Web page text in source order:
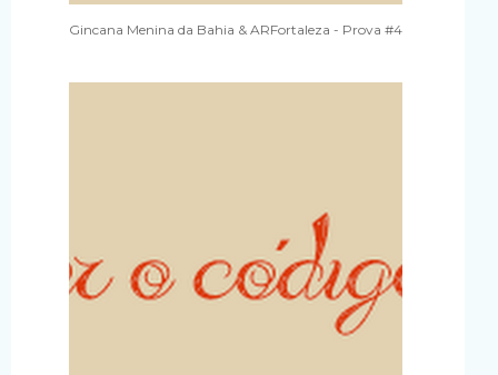
Gincana Menina da Bahia & ARFortaleza - Prova #4